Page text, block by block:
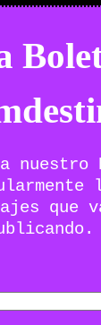
que